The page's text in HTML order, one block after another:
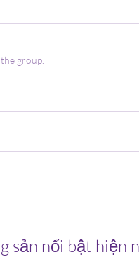
group.
sản nổi bật hiện